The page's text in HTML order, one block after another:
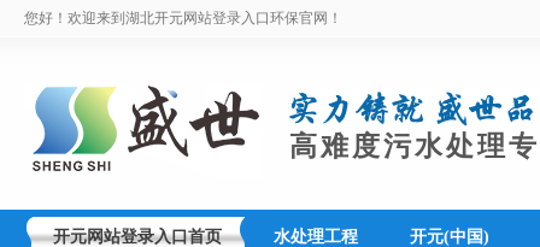
您好！欢迎来到湖北开元网站登录入口环保官网！
高难度污水处理
开元网站登录入口首页 水处理工程 开元(中国)